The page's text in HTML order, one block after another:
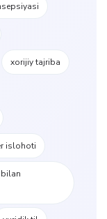
xorijiy tajriba
islohoti